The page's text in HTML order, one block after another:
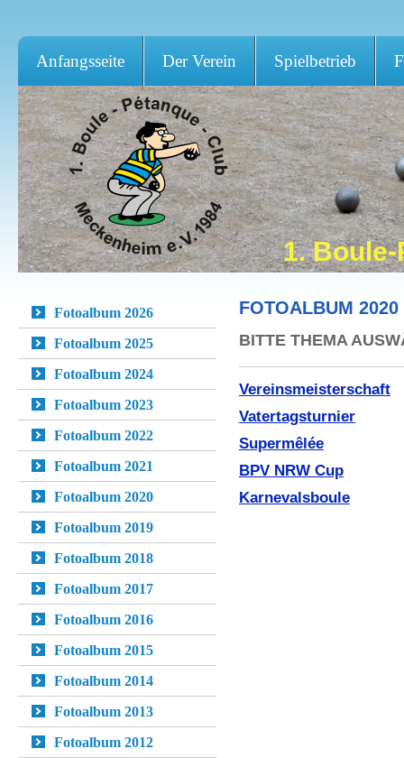
Anfangsseite Der Verein Spielbetrieb
1. Boule-
Fotoalbum 2026
Fotoalbum 2025
Fotoalbum 2024
Fotoalbum 2023
Fotoalbum 2022
Fotoalbum 2021
Fotoalbum 2020
Fotoalbum 2019
Fotoalbum 2018
Fotoalbum 2017
Fotoalbum 2016
Fotoalbum 2015
Fotoalbum 2014
Fotoalbum 2013
Fotoalbum 2012
FOTOALBUM 2020
BITTE THEMA
Vereinsmeisterschaft
Vatertagsturnier
Supermêlée
BPV NRW Cup
Karnevalsboule